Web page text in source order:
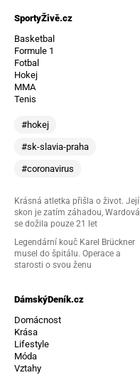
SportyŽivě.cz
Basketbal
Formule 1
Fotbal
Hokej
MMA
Tenis
#hokej
#sk-slavia-praha
#coronavirus
Krásná atletka přišla o život. Její
skon je zatím záhadou, Wardová
se dožila pouze 21 let
Legendární kouč Karel Brückner
musel do špitálu. Operace a
starosti o svou ženu
DámskýDeník.cz
Domácnost
Krása
Lifestyle
Móda
Vztahy